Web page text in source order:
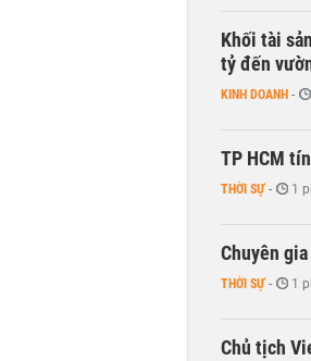
Khối tài
tỷ đến
KINH DOANH -
TP HCM
THỜI SỰ - 1
Chuyên
THỜI SỰ - 1
Chủ tịch